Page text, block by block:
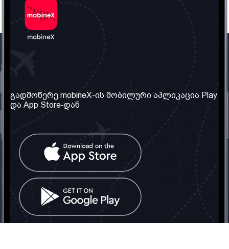
ჩვენ შესახებ
ჩვენი სერვისები
წესები და პირობები
კითხვები
კონტაქტი
საქართველო: თბილისი
ტელ: 032 2 04 00 50
ელ. ფოსტა:
info@mobinex.ge
სოციალური ქსელი
გადმოწერე mobineX-ის მობილური აპლიკაცია Play
და App Store-დან